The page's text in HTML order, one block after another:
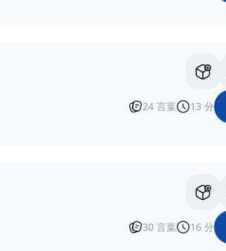
24 言葉 13 分
30 言葉 16 分